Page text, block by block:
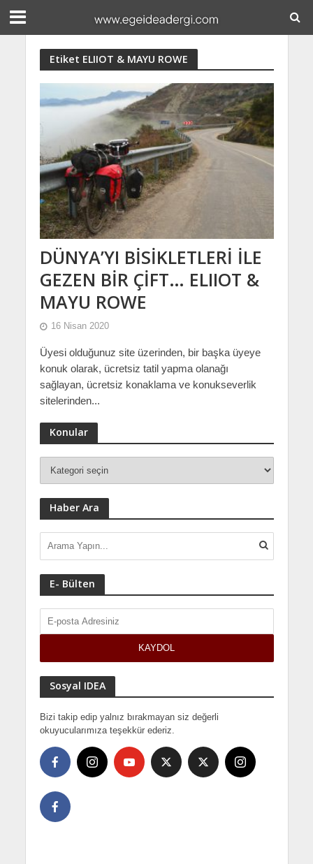
Etiket ELIIOT & MAYU ROWE
DÜNYA’YI BİSİKLETLERİ İLE
GEZEN BİR ÇİFT… ELIIOT &
MAYU ROWE
16 Nisan 2020
Üyesi olduğunuz site üzerinden, bir başka üyeye
konuk olarak, ücretsiz tatil yapma olanağı
sağlayan, ücretsiz konaklama ve konukseverlik
sitelerinden...
Konular
Haber Ara
E- Bülten
Sosyal IDEA
Bizi takip edip yalnız bırakmayan siz değerli
okuyucularımıza teşekkür ederiz.